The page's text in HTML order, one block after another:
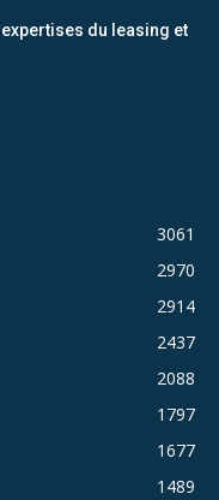
du leasing et
3061
2970
2914
2437
2088
1797
1677
1489